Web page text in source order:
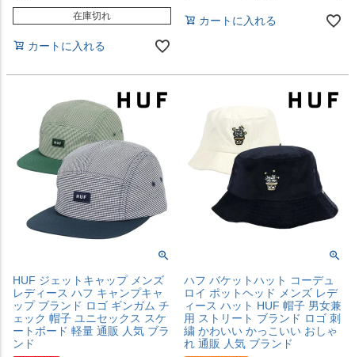
在庫切れ
カートに入れる
カートに入れる
HUF ジェットキャップ メンズ
レディース ハフ キャンプキャ
ップ ブランド ロゴ ギンガム チ
ェック 帽子 ユニセックス スケ
ートボード 軽量 通販 人気 ブラ
ンド
ハフ バケットハット コーデュ
ロイ ポットヘッド メンズ レデ
ィース ハット HUF 帽子 男女兼
用 ストリート ブランド ロゴ 刺
繍 かわいい かっこいい おしゃ
れ 通販 人気 ブランド